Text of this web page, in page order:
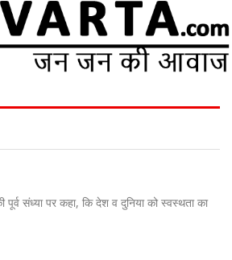
पूर्व संध्या पर कहा, कि देश व दुनिया को स्वस्थता का